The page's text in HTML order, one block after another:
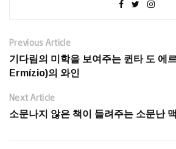
Previous Article
기다림의 미학을 보여주는 퀸타 도 에
Ermízio)의 와인
Next Article
소문나지 않은 책이 들려주는 소문난